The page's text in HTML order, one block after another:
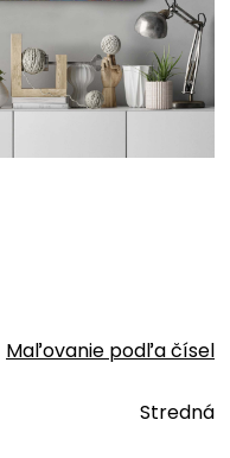
Maľovanie podľa čísel
Stredná